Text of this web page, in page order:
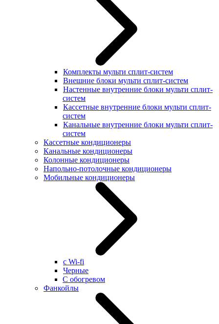
Комплекты мульти сплит-систем
Внешние блоки мульти сплит-систем
Настенные внутренние блоки мульти сплит-
систем
Кассетные внутренние блоки мульти сплит-
систем
Канальные внутренние блоки мульти сплит-
систем
Кассетные кондиционеры
Канальные кондиционеры
Колонные кондиционеры
Напольно-потолочные кондиционеры
Мобильные кондиционеры
с Wi-fi
Черные
С обогревом
Фанкойлы